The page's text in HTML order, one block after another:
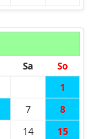
Sa So
1
7 8
14 15